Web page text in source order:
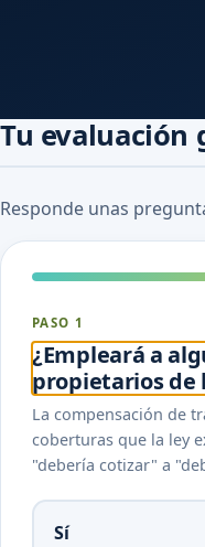
Tu evaluación
Responde unas
PASO 1
¿Empleará a
propietarios de
La compensación de
coberturas que la ley
"debería cotizar" a
Sí